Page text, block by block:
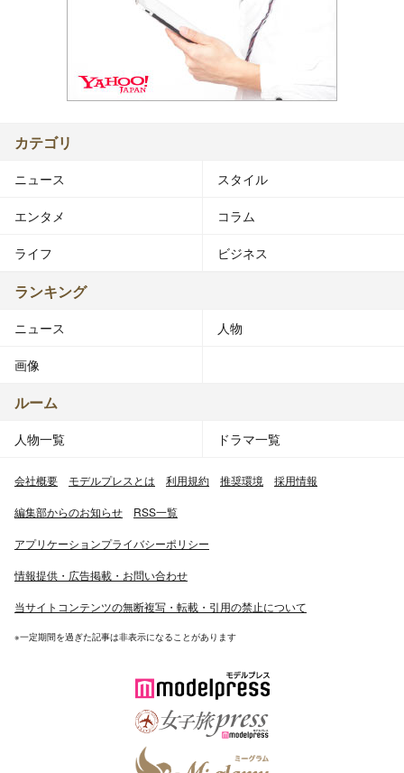
カテゴリ
ニュース スタイル
エンタメ コラム
ライフ ビジネス
ランキング
ニュース 人物
画像
ルーム
人物一覧 ドラマ一覧
会社概要 モデルプレスとは 利用規約 推奨環境 採用情報
編集部からのお知らせ RSS一覧
アプリケーションプライバシーポリシー
情報提供・広告掲載・お問い合わせ
当サイトコンテンツの無断複写・転載・引用の禁止について
※一定期間を過ぎた記事は非表示になることがあります